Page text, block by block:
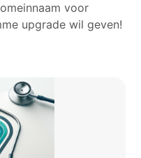
voor
upgrade wil geven!